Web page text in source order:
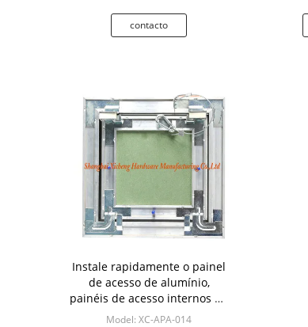
contacto
Instale rapidamente o painel
de acesso de alumínio,
painéis de acesso internos do
discrição da decoração
Model: XC-APA-014